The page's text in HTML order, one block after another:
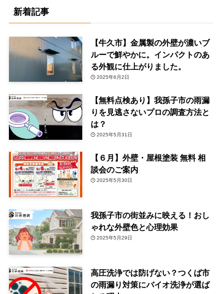
新着記事
【牛久市】金属製の外壁が濃いブ
ルーで鮮やかに。インパクトのあ
る外観に仕上がりました。
2025年6月2日
【無料点検あり】我孫子市の雨漏
りを見逃さないプロの調査方法と
は？
2025年5月31日
【６月】外壁・屋根塗装 無料 相
談会のご案内
2025年5月30日
我孫子市の街並みに映える！おし
ゃれな外壁色と心理効果
2025年5月29日
高圧洗浄では防げない？つくば市
の雨漏り対策にバイオ洗浄が選ば